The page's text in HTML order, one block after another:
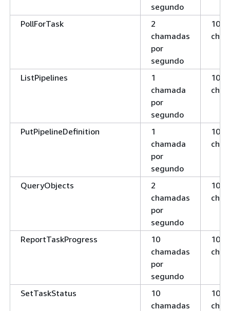
segundo
PollForTask
2
chamadas
por
segundo
100
ListPipelines
1
chamada
por
segundo
100
PutPipelineDefinition
1
chamada
por
segundo
100
QueryObjects
2
chamadas
por
segundo
100
ReportTaskProgress
10
chamadas
por
segundo
100
SetTaskStatus
10
chamadas
100